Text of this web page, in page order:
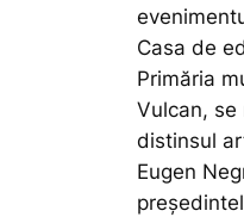
Casa de
Primăria
Vulcan, se
distinsul
Eugen